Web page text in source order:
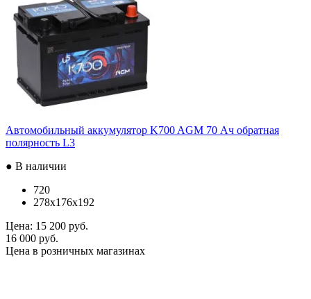
Автомобильный аккумулятор K700 AGM 70 Ач обратная
полярность L3
● В наличии
720
278x176x192
Цена: 15 200 руб.
16 000 руб.
Цена в розничных магазинах